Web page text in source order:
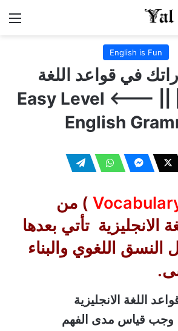
English is Fun
في قواعد اللغة
الانجليزية || Easy Level <--- ||
English
) من
الانجليزية تأتي بعدها
النسق اللغوي والبناء
اللغة الانجليزية
وجب قياس مدى الفهم